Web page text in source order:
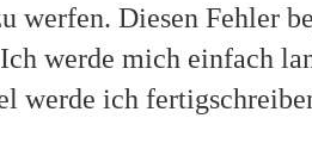
werfen. Diesen Fehler
werde mich einfach
werde ich